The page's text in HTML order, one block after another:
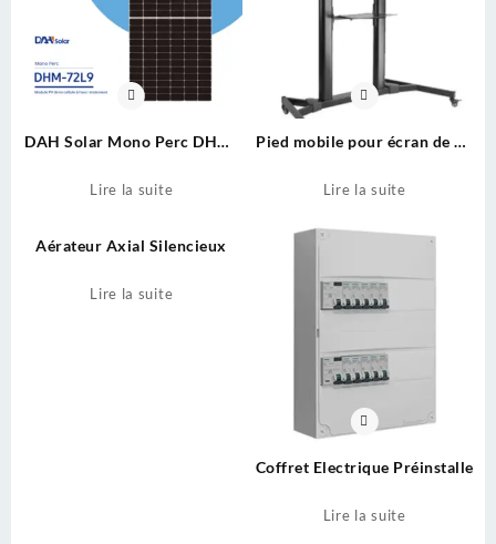
DAH Solar Mono Perc DHM-
Lire la suite
Pied mobile pour écran de 60
Lire la suite
Aérateur Axial Silencieux
Lire la suite
Coffret Electrique Préinstalle
Lire la suite